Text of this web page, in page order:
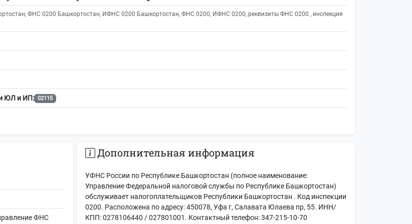
ФНС 0200 Башкортостан, ИФНС 0200 Башкортостан, ФНС 0200, ИФНС 0200, реквизиты ФНС 0200 , инспекция
ЮЛ и ИП: 02115
ФНС
Дополнительная информация
УФНС России по Республике Башкортостан (полное наименование:
Управление Федеральной налоговой службы по Республике Башкортостан)
обслуживает налогоплательщиков Республики Башкортостан . Код инспекции
0200. Расположена по адресу: 450078, Уфа г, Салавата Юлаева пр, 55. ИНН/
КПП: 0278106440 / 027801001. Контактный телефон: 347-215-10-70